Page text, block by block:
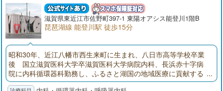
滋賀県東近江市佐野町397-1 東陽オアシス能登川1階B
琵琶湖線 能登川駅 徒歩15分
昭和30年、近江八幡市西生来町に生まれ、八日市高等学校卒業
後 国立滋賀医科大学卒滋賀医科大学病院内科、長浜赤十字病
院に内科循環器科勤務し、ふるさと湖国の地域医療に貢献する
ため新規に診療所を開設しました。25年の病院勤務経験を生か